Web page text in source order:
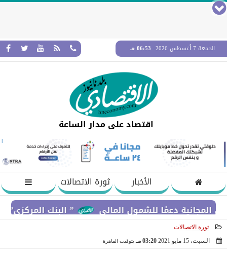
الجمعة 7 أغسطس 2026 06:53 مـ
اقتصاد على مدار الساعة
الأخبار
ثورة الاتصالات
” البنك المركزي” : معدلات الشمول المالي تواصل ارتفاعها
دعمًا للشمول المالي
ثورة الاتصالات
السبت، 15 مايو 2021
03:20 مـ بتوقيت القاهرة